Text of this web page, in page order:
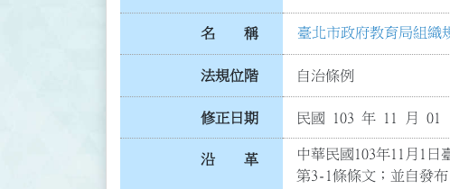
名 稱 臺北市政府教育局組織
法規位階 自治條例
修正日期 民國 103 年 11 月 01
沿 革
中華民國103年11月1日
第3-1條條文；並自發